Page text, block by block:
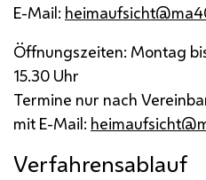
E-Mail:
Öffnungszeiten: Montag
15.30 Uhr
Termine nur nach
mit E-Mail:
Verfahrensablauf